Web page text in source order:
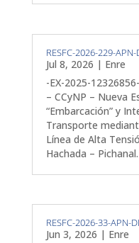
RESFC-2026-229-
Jul 8, 2026 | Enre
-EX-2025-
– CCyNP – Nueva
“Embarcación” y
Transporte
Línea de Alta
Hachada – Pichanal.
RESFC-2026-33-APN-
Jun 3, 2026 | Enre